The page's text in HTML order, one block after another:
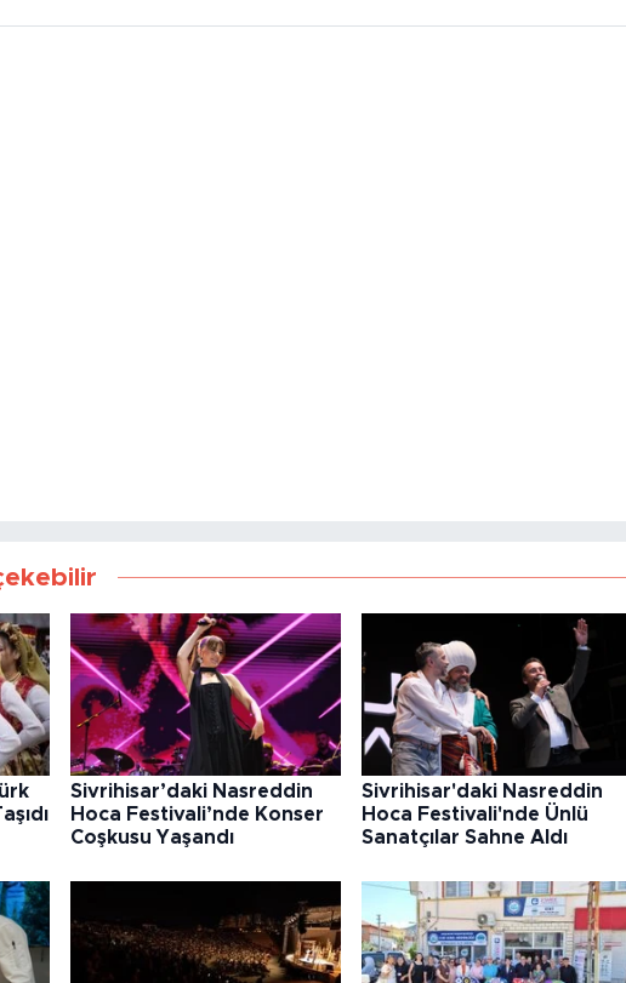
Sivrihisar’daki Nasreddin
Hoca Festivali’nde Konser
Coşkusu Yaşandı
Sivrihisar'daki Nasreddin
Hoca Festivali'nde Ünlü
Sanatçılar Sahne Aldı